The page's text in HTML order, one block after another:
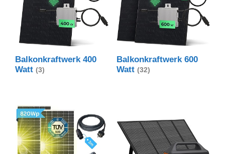
Balkonkraftwerk 400
Watt (3)
Balkonkraftwerk 600
Watt (32)